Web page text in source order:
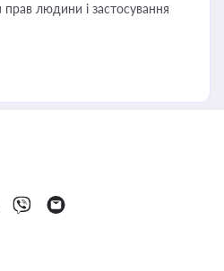
людини і застосування